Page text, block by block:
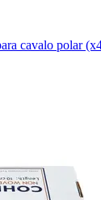
cavalo polar